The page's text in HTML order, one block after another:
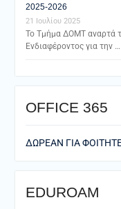
2025-2026
21 Ιουλίου 2025
Το Τμήμα ΔΟΜΤ αναρτά
Ενδιαφέροντος για την …
ΟFFICE 365
ΔΩΡΕΑΝ ΓΙΑ
EDUROAM